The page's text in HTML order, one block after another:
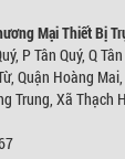
Mại Thiết Bị
P Tân Quý, Q
Quận Hoàng
Trung, Xã Thạch